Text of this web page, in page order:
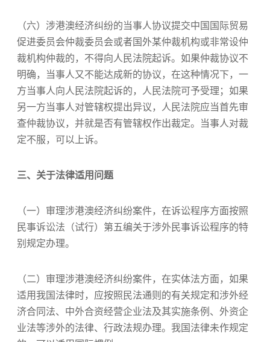
（六）涉港澳经济纠纷的当事人协议提交中国国际贸易
促进委员会仲裁委员会或者国外某仲裁机构或非常设仲
裁机构仲裁的，不得向人民法院起诉。如果仲裁协议不
明确，当事人又不能达成新的协议，在这种情况下，一
方当事人向人民法院起诉的，人民法院可予受理；如果
另一方当事人对管辖权提出异议，人民法院应当首先审
查仲裁协议，并就是否有管辖权作出裁定。当事人对裁
定不服，可以上诉。
三、关于法律适用问题
（一）审理涉港澳经济纠纷案件，在诉讼程序方面按照
民事诉讼法（试行）第五编关于涉外民事诉讼程序的特
别规定办理。
（二）审理涉港澳经济纠纷案件，在实体法方面，如果
适用我国法律时，应按照民法通则的有关规定和涉外经
济合同法、中外合资经营企业法及其实施条例、外资企
业法等涉外的法律、行政法规办理。我国法律未作规定